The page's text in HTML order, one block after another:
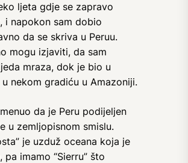
ljeta gdje se zapravo
i napokon sam dobio
da se skriva u Peruu.
mogu izjaviti, da sam
mraza, dok je bio u
nekom gradiću u Amazoniji.
da je Peru podijeljen
u zemljopisnom smislu.
je uzduž oceana koja je
imamo “Sierru” što